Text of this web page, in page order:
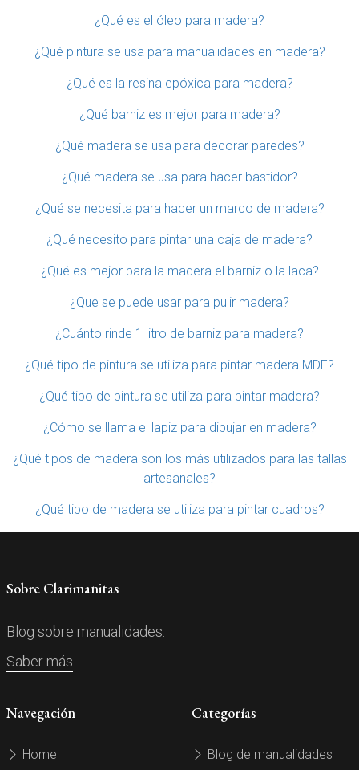
¿Qué es el óleo para madera?
¿Qué pintura se usa para manualidades en madera?
¿Qué es la resina epóxica para madera?
¿Qué barniz es mejor para madera?
¿Qué madera se usa para decorar paredes?
¿Qué madera se usa para hacer bastidor?
¿Qué se necesita para hacer un marco de madera?
¿Qué necesito para pintar una caja de madera?
¿Qué es mejor para la madera el barniz o la laca?
¿Que se puede usar para pulir madera?
¿Cuánto rinde 1 litro de barniz para madera?
¿Qué tipo de pintura se utiliza para pintar madera MDF?
¿Qué tipo de pintura se utiliza para pintar madera?
¿Cómo se llama el lapiz para dibujar en madera?
¿Qué tipos de madera son los más utilizados para las tallas
artesanales?
¿Qué tipo de madera se utiliza para pintar cuadros?
Sobre Clarimanitas
Blog sobre manualidades.
Saber más
Navegación
Home
Categorías
Blog de manualidades